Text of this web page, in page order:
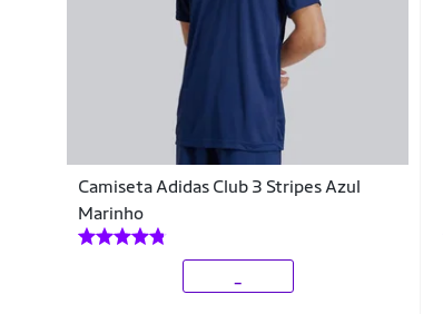
Camiseta Adidas Club 3 Stripes Azul
Marinho